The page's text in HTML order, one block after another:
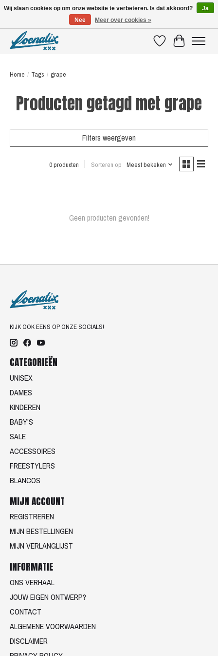
VerlanglijstWinkelwagen
Home / Tags / grape
Producten getagd met grape
Filters weergeven
0 producten Sorteren op Meest bekeken
Geen producten gevonden!
KIJK OOK EENS OP ONZE SOCIALS!
CATEGORIEËN
UNISEX
DAMES
KINDEREN
BABY'S
SALE
ACCESSOIRES
FREESTYLERS
BLANCOS
MIJN ACCOUNT
REGISTREREN
MIJN BESTELLINGEN
MIJN VERLANGLIJST
INFORMATIE
ONS VERHAAL
JOUW EIGEN ONTWERP?
CONTACT
ALGEMENE VOORWAARDEN
DISCLAIMER
Wij slaan cookies op om onze website te verbeteren. Is dat akkoord?
Ja
Nee
Meer over cookies »